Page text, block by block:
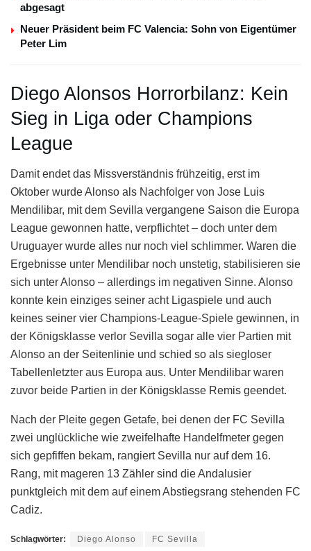
abgesagt
Neuer Präsident beim FC Valencia: Sohn von Eigentümer
Peter Lim
Diego Alonsos Horrorbilanz: Kein
Sieg in Liga oder Champions
League
Damit endet das Missverständnis frühzeitig, erst im
Oktober wurde Alonso als Nachfolger von Jose Luis
Mendilibar, mit dem Sevilla vergangene Saison die Europa
League gewonnen hatte, verpflichtet – doch unter dem
Uruguayer wurde alles nur noch viel schlimmer. Waren die
Ergebnisse unter Mendilibar noch unstetig, stabilisieren sie
sich unter Alonso – allerdings im negativen Sinne. Alonso
konnte kein einziges seiner acht Ligaspiele und auch
keines seiner vier Champions-League-Spiele gewinnen, in
der Königsklasse verlor Sevilla sogar alle vier Partien mit
Alonso an der Seitenlinie und schied so als siegloser
Tabellenletzter aus Europa aus. Unter Mendilibar waren
zuvor beide Partien in der Königsklasse Remis geendet.
Nach der Pleite gegen Getafe, bei denen der FC Sevilla
zwei unglückliche wie zweifelhafte Handelfmeter gegen
sich gepfiffen bekam, rangiert Sevilla nur auf dem 16.
Rang, mit mageren 13 Zähler sind die Andalusier
punktgleich mit dem auf einem Abstiegsrang stehenden FC
Cadiz.
Schlagwörter: Diego Alonso FC Sevilla